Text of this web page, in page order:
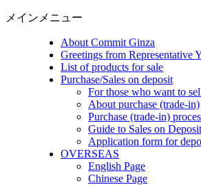
メインメニュー
About Commit Ginza
Greetings from Representative
List of products for sale
Purchase/Sales on deposit
For those who want to
About purchase (trade-in)
Purchase (trade-in)
Guide to Sales on Deposit
Application form for
OVERSEAS
English Page
Chinese Page